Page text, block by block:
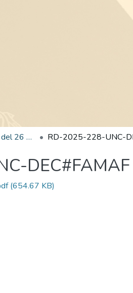
Edición 001/2025 del 26 de mayo de 2025
DEC#FAMAF
(654.67 KB)